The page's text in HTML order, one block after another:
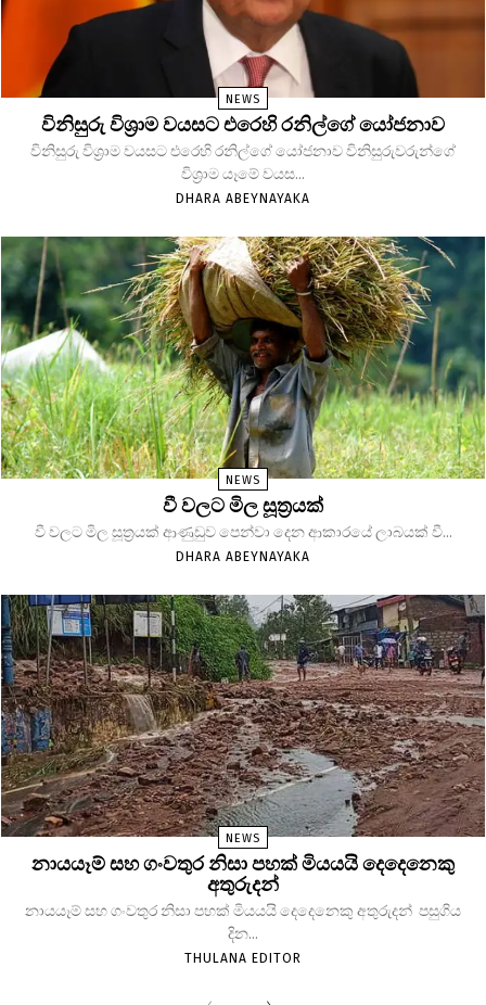
NEWS
විනිසුරු විශ්‍රාම වයසට එරෙහි රනිල්ගේ යෝජනාව
විනිසුරු විශ්‍රාම වයසට එරෙහි රනිල්ගේ යෝජනාව විනිසුරුවරුන්ගේ
විශ්‍රාම යෑමේ වයස...
DHARA ABEYNAYAKA
NEWS
වී වලට මිල සූත්‍රයක්
වී වලට මිල සූත්‍රයක් ආණුඩුව පෙන්වා දෙන ආකාරයේ ලාබයක් වී...
DHARA ABEYNAYAKA
NEWS
නායයෑම් සහ ගංවතුර නිසා පහක් මියයයි දෙදෙනෙකු
අතුරුදන්
නායයෑම් සහ ගංවතුර නිසා පහක් මියයයි දෙදෙනෙකු අතුරුදන් පසුගිය
දින...
THULANA EDITOR